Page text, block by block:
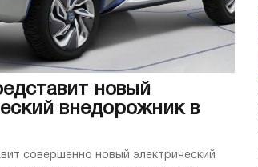
новый
внедорожник в
совершенно новый электрический